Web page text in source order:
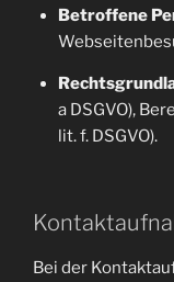
Betroffene
a DSGVO),
lit. f. DSGVO).
Bei der